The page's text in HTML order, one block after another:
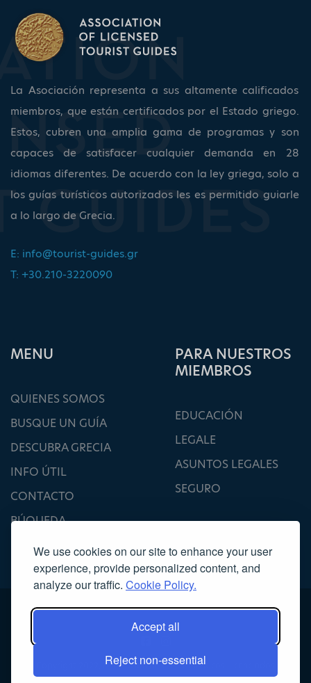
We use cookies on our site to enhance your user
experience, provide personalized content, and
analyze our traffic. Cookie Policy.
Accept all
Reject non-essential
La Asociación representa a sus altamente calificados
miembros, que están certificados por el Estado griego.
Estos, cubren una amplia gama de programas y son
capaces de satisfacer cualquier demanda en 28
idiomas diferentes. De acuerdo con la ley griega, solo a
los guías turísticos autorizados les es permitido guiarle
a lo largo de Grecia.
E: info@tourist-guides.gr
T: +30.210-3220090
ΜΕΝU
QUIENES SOMOS
BUSQUE UN GUÍA
DESCUBRA GRECIA
INFO ÚTIL
CONTACTO
BÚQUEDA
PARA NUESTROS
MIEMBROS
EDUCACIÓN
LEGALE
ASUNTOS LEGALES
SEGURO
Copyright 2022, Asociación de Guías Turísticos Licenciados